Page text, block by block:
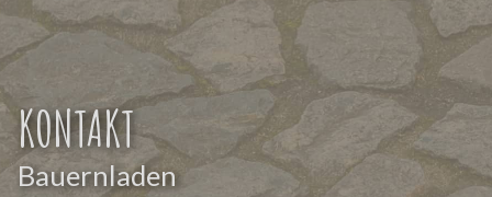
KONTAKT
Bauernladen